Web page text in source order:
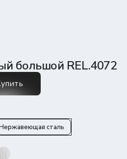
большой REL.4072
сталь